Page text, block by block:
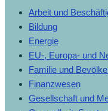
Arbeit und
Bildung
Energie
EU-, Europa- und
Familie und
Finanzwesen
Gesellschaft und